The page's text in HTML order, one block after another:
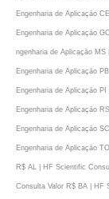
Engenharia de Aplicaçāo
Engenharia de Aplicaçāo
ngenharia de Aplicaçāo MS
Engenharia de Aplicaçāo
Engenharia de Aplicaçāo
Engenharia de Aplicaçāo
Engenharia de Aplicaçāo
Engenharia de Aplicaçāo
R$ AL | HF Scientific
Consulta Valor R$ BA | HF